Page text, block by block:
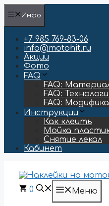
Перейти
содержимому
Инфо
+7 985 769-83-06
info@motohit.ru
Акции
Фото
FAQ
FAQ:
FAQ:
FAQ:
Инструкции
Как клеить
Мойка
Снятие лекал
Кабинет
0 Меню